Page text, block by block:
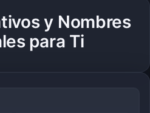
y Nombres
para Ti